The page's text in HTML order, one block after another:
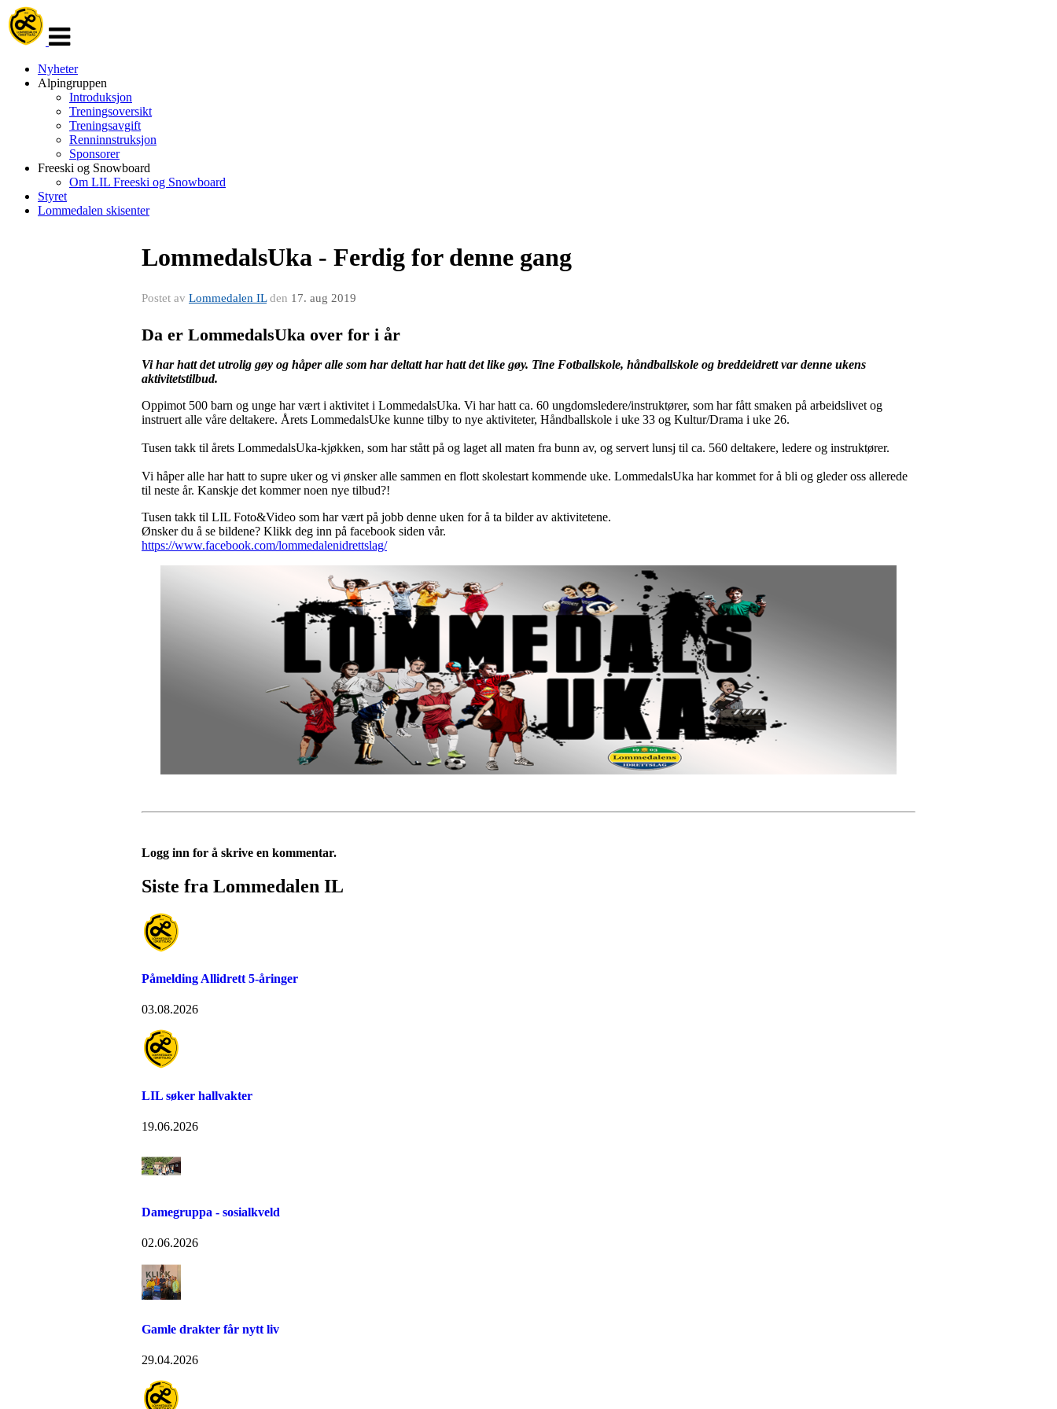
navigasjon
Nyheter
Alpingruppen
Introduksjon
Treningsoversikt
Treningsavgift
Renninnstruksjon
Sponsorer
Freeski og Snowboard
Om LIL Freeski og Snowboard
Styret
Lommedalen skisenter
LommedalsUka - Ferdig for denne gang
Postet av Lommedalen ILden 17. aug 2019
Da er LommedalsUka over for i år
Vi har hatt det utrolig gøy og håper alle som har deltatt har hatt det like gøy. Tine Fotballskole, håndballskole og breddeidrett var denne ukens
aktivitetstilbud.
Oppimot 500 barn og unge har vært i aktivitet i LommedalsUka. Vi har hatt ca. 60 ungdomsledere/instruktører, som har fått smaken på arbeidslivet og
instruert alle våre deltakere. Årets LommedalsUke kunne tilby to nye aktiviteter, Håndballskole i uke 33 og Kultur/Drama i uke 26.
Tusen takk til årets LommedalsUka-kjøkken, som har stått på og laget all maten fra bunn av, og servert lunsj til ca. 560 deltakere, ledere og instruktører.
Vi håper alle har hatt to supre uker og vi ønsker alle sammen en flott skolestart kommende uke. LommedalsUka har kommet for å bli og gleder oss allerede
til neste år. Kanskje det kommer noen nye tilbud?!
Tusen takk til LIL Foto&Video som har vært på jobb denne uken for å ta bilder av aktivitetene.
Ønsker du å se bildene? Klikk deg inn på facebook siden vår.
https://www.facebook.com/lommedalenidrettslag/
Logg inn for å skrive en kommentar.
Siste fra Lommedalen IL
Påmelding Allidrett 5-åringer
03.08.2026
LIL søker hallvakter
19.06.2026
Damegruppa - sosialkveld
02.06.2026
Gamle drakter får nytt liv
29.04.2026